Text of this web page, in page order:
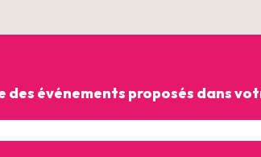
des événements proposés dans